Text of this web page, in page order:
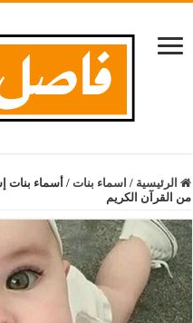
الرئيسية / اسماء بنات /
من القرآن الكريم